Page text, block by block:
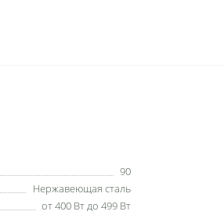
90
Нержавеющая сталь
от 400 Вт до 499 Вт